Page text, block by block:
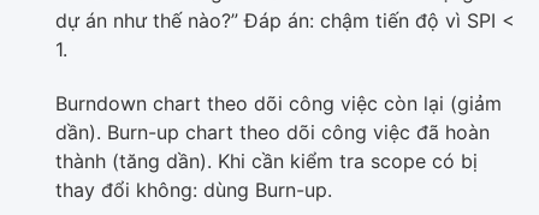
dự án như thế nào?” Đáp án: chậm tiến độ vì SPI <
1.
Burndown chart theo dõi công việc còn lại (giảm
dần). Burn-up chart theo dõi công việc đã hoàn
thành (tăng dần). Khi cần kiểm tra scope có bị
thay đổi không: dùng Burn-up.